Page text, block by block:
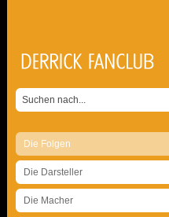
Die Folgen
Die Darsteller
Die Macher